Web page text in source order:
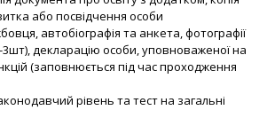
або посвідчення особи
автобіографія та анкета, фотографії
декларацію особи, уповноваженої на
(заповнюється під час проходження
рівень та тест на загальні